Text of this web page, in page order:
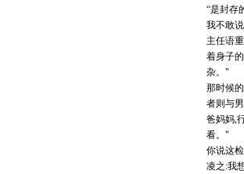
“是封存
我不敢
主任语
着身子
杂。"
那时候
者则与
爸妈妈,
看。"
你说这
凌之:我